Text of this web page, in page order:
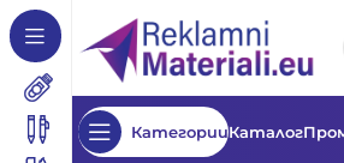
КатегорииКаталог